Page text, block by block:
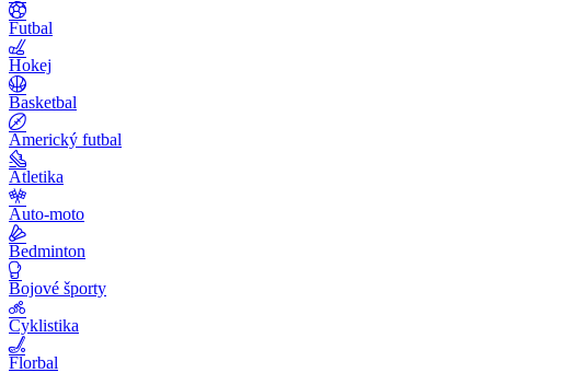
Futbal
Hokej
Basketbal
Americký futbal
Atletika
Auto-moto
Bedminton
Bojové športy
Cyklistika
Florbal